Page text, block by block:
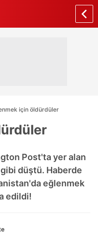
için öldürdüler
Post'ta yer alan
düştü. Haberde
eğlenmek
edildi!